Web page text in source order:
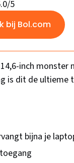
5
bij Bol.com
inch
is dit de ultieme
bijna je